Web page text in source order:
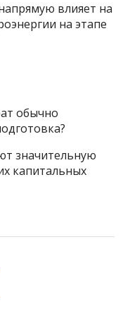
влияет на
на этапе
обычно
значительную
капитальных